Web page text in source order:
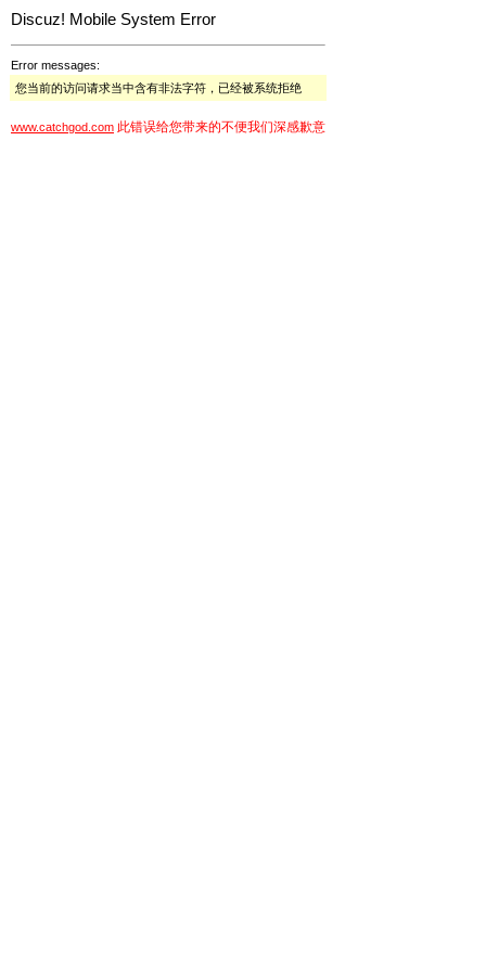
Discuz! Mobile System Error
Error messages:
您当前的访问请求当中含有非法字符，已经被系统拒绝
www.catchgod.com 此错误给您带来的不便我们深感歉意